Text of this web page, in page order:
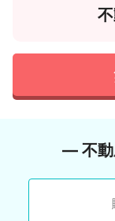
― 不動